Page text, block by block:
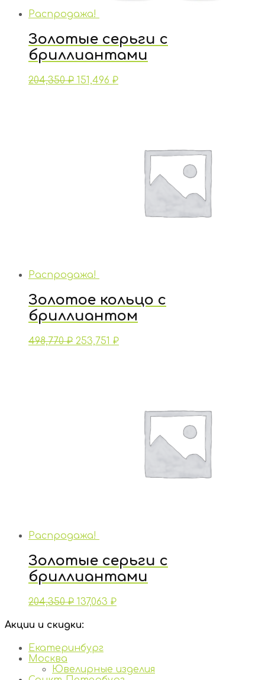
Распродажа!
Золотые серьги с
бриллиантами
204,350₽ 151,496 ₽
Распродажа!
Золотое кольцо с
бриллиантом
498,770₽ 253,751 ₽
Распродажа!
Золотые серьги с
бриллиантами
204,350₽ 137,063 ₽
Акции и скидки:
Екатеринбург
Москва
Ювелирные изделия